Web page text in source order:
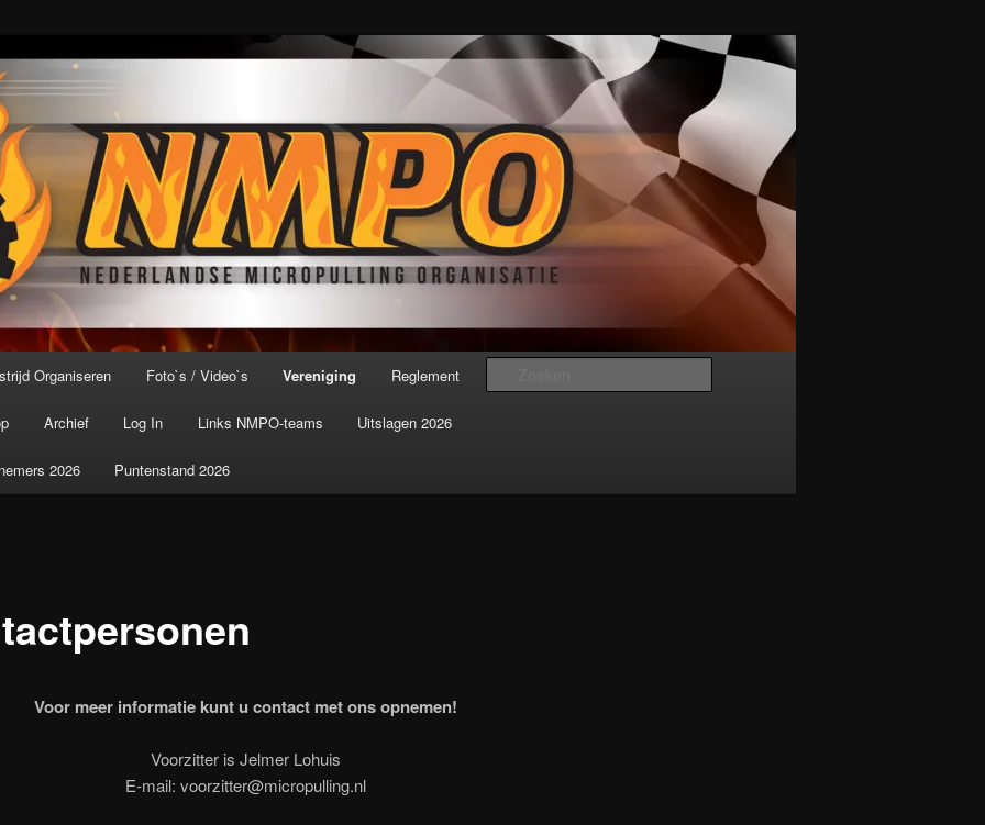
Organisatie
Organiseren Foto`s / Video`s Vereniging Reglement
Archief Log In Links NMPO-teams Uitslagen 2026
2026 Puntenstand 2026
Voor meer informatie kunt u contact met ons opnemen!
Voorzitter is Jelmer Lohuis
E-mail: voorzitter@micropulling.nl